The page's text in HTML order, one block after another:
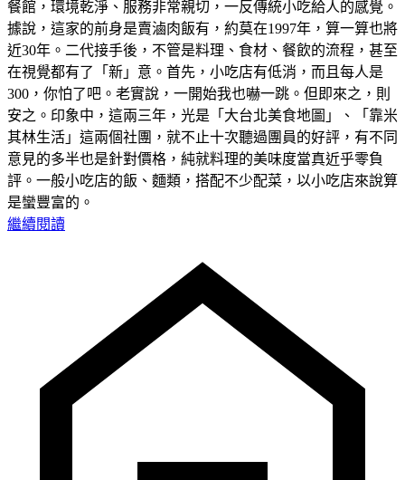
餐館，環境乾淨、服務非常親切，一反傳統小吃給人的感覺。
據說，這家的前身是賣滷肉飯有，約莫在1997年，算一算也將
近30年。二代接手後，不管是料理、食材、餐飲的流程，甚至
在視覺都有了「新」意。首先，小吃店有低消，而且每人是
300，你怕了吧。老實說，一開始我也嚇一跳。但即來之，則
安之。印象中，這兩三年，光是「大台北美食地圖」、「靠米
其林生活」這兩個社團，就不止十次聽過團員的好評，有不同
意見的多半也是針對價格，純就料理的美味度當真近乎零負
評。一般小吃店的飯、麵類，搭配不少配菜，以小吃店來說算
是蠻豐富的。
繼續閱讀